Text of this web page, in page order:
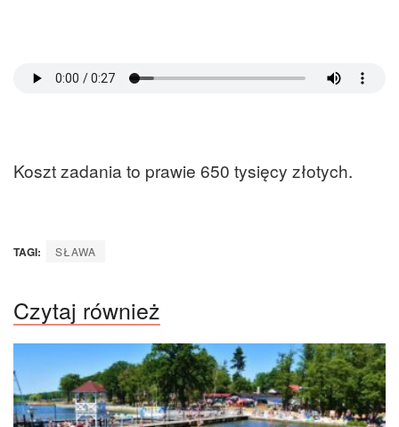
Koszt zadania to prawie 650 tysięcy złotych.
TAGI: SŁAWA
Czytaj również